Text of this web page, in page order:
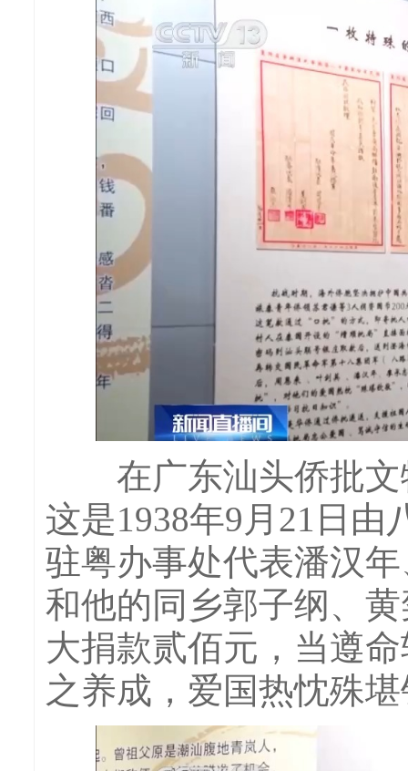
在广东汕头侨批文
这是1938年9月21日
驻粤办事处代表潘汉
和他的同乡郭子纲、
大捐款贰佰元，当遵
之养成，爱国热忱殊